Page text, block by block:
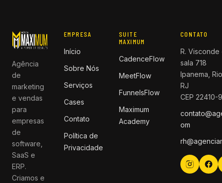
Agência
de
marketing
e vendas
para
empresas
de
software,
SaaS e
ERP.
Criamos e
EMPRESA
Início
Sobre Nós
Serviços
Cases
Contato
Política de
Privacidade
SUITE
MAXIMUM
CadenceFlow
MeetFlow
FunnelsFlow
Maximum
Academy
CONTATO
R.
sala 718
Ipanema,
RJ
CEP 22410-
om